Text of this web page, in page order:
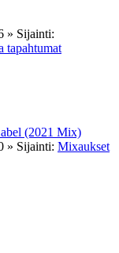
» Sijainti:
tapahtumat
(2021 Mix)
» Sijainti: Mixaukset